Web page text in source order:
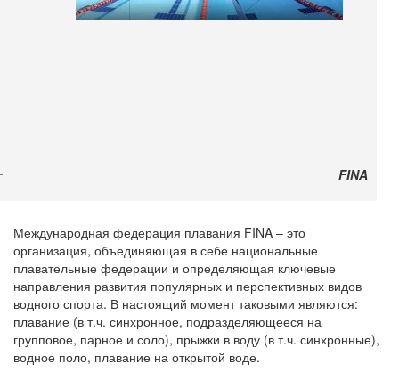
FINA
Международная федерация плавания FINA – это
организация, объединяющая в себе национальные
плавательные федерации и определяющая ключевые
направления развития популярных и перспективных видов
водного спорта. В настоящий момент таковыми являются:
плавание (в т.ч. синхронное, подразделяющееся на
групповое, парное и соло), прыжки в воду (в т.ч. синхронные),
водное поло, плавание на открытой воде.